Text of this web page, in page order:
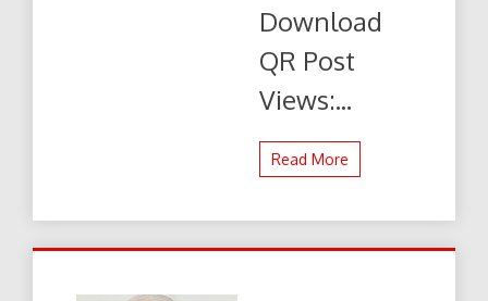
Download
QR Post
Views:...
Read More